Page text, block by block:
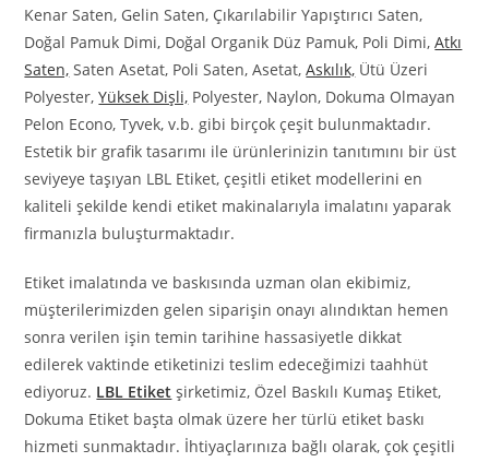
Kenar Saten, Gelin Saten, Çıkarılabilir Yapıştırıcı Saten,
Doğal Pamuk Dimi, Doğal Organik Düz Pamuk, Poli Dimi,Atkı
Saten, Saten Asetat, Poli Saten, Asetat,Askılık, Ütü Üzeri
Polyester,Yüksek Dişli, Polyester, Naylon, Dokuma Olmayan
Pelon Econo, Tyvek, v.b. gibi birçok çeşit bulunmaktadır.
Estetik bir grafik tasarımı ile ürünlerinizin tanıtımını bir üst
seviyeye taşıyan LBL Etiket, çeşitli etiket modellerini en
kaliteli şekilde kendi etiket makinalarıyla imalatını yaparak
firmanızla buluşturmaktadır.
Etiket imalatında ve baskısında uzman olan ekibimiz,
müşterilerimizden gelen siparişin onayı alındıktan hemen
sonra verilen işin temin tarihine hassasiyetle dikkat
edilerek vaktinde etiketinizi teslim edeceğimizi taahhüt
ediyoruz. LBL Etiket şirketimiz, Özel Baskılı Kumaş Etiket,
Dokuma Etiket başta olmak üzere her türlü etiket baskı
hizmeti sunmaktadır. İhtiyaçlarınıza bağlı olarak, çok çeşitli